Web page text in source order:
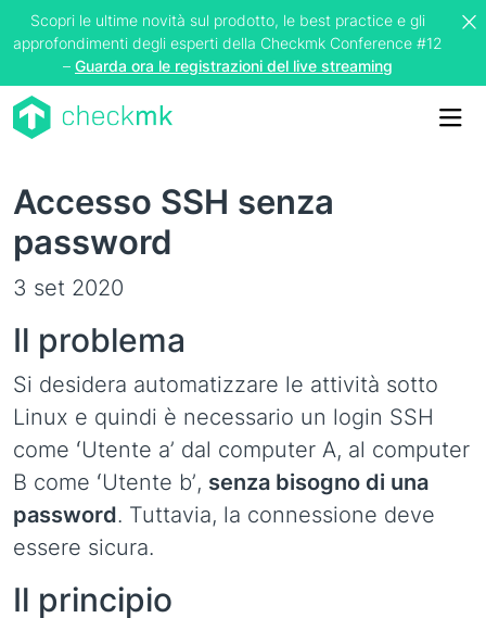
Scopri le ultime novità sul prodotto, le best practice e gli
approfondimenti degli esperti della Checkmk Conference #12
– Guarda ora le registrazioni del live streaming
Accesso SSH senza
password
3 set 2020
Il problema
Si desidera automatizzare le attività sotto
Linux e quindi è necessario un login SSH
come ʻUtente aʼ dal computer A, al computer
B come ʻUtente bʼ, senza bisogno di una
password. Tuttavia, la connessione deve
essere sicura.
Il principio